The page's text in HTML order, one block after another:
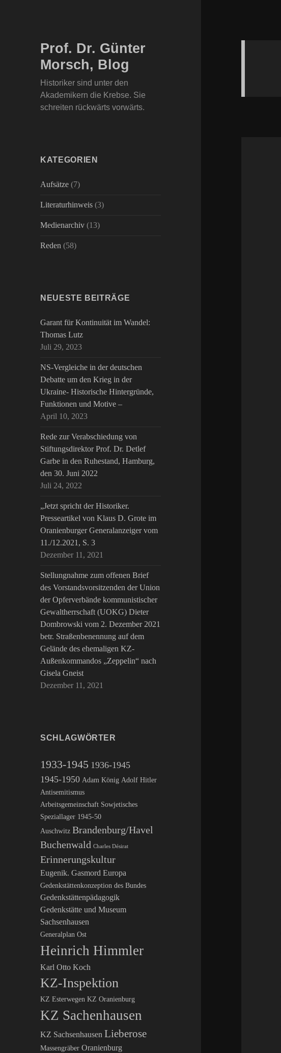
Prof. Dr. Günter
Morsch, Blog
Historiker sind unter den
Akademikern die Krebse. Sie
schreiten rückwärts vorwärts.
KATEGORIEN
Aufsätze (7)
Literaturhinweis (3)
Medienarchiv (13)
Reden (58)
NEUESTE BEITRÄGE
Garant für Kontinuität im Wandel:
Thomas Lutz
Juli 29, 2023
NS-Vergleiche in der deutschen
Debatte um den Krieg in der
Ukraine- Historische Hintergründe,
Funktionen und Motive –
April 10, 2023
Rede zur Verabschiedung von
Stiftungsdirektor Prof. Dr. Detlef
Garbe in den Ruhestand, Hamburg,
den 30. Juni 2022
Juli 24, 2022
„Jetzt spricht der Historiker.
Presseartikel von Klaus D. Grote im
Oranienburger Generalanzeiger vom
11./12.2021, S. 3
Dezember 11, 2021
Stellungnahme zum offenen Brief
des Vorstandsvorsitzenden der Union
der Opferverbände kommunistischer
Gewaltherrschaft (UOKG) Dieter
Dombrowski vom 2. Dezember 2021
betr. Straßenbenennung auf dem
Gelände des ehemaligen KZ-
Außenkommandos „Zeppelin“ nach
Gisela Gneist
Dezember 11, 2021
SCHLAGWÖRTER
1933-1945 1936-1945
1945-1950 Adam König Adolf Hitler
Antisemitismus
Arbeitsgemeinschaft Sowjetisches
Speziallager 1945-50
Auschwitz Brandenburg/Havel
Buchenwald
Charles Désirat
Erinnerungskultur
Eugenik. Gasmord Europa
Gedenkstättenkonzeption des Bundes
Gedenkstättenpädagogik
Gedenkstätte und Museum
Sachsenhausen
Generalplan Ost
Heinrich Himmler
Karl Otto Koch
KZ-Inspektion
KZ Esterwegen KZ Oranienburg
KZ Sachenhausen
KZ Sachsenhausen Lieberose
Massengräber Oranienburg